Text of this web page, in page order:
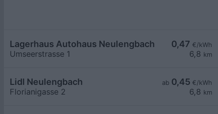
0,47 €/kWh
6,8 km
Lagerhaus Autohaus Neulengbach
Umseerstrasse 1
ab 0,45 €/kWh
6,8 km
Lidl Neulengbach
Florianigasse 2